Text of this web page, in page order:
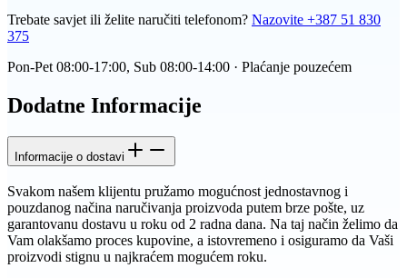
Trebate savjet ili želite naručiti telefonom? Nazovite +387 51 830
375
Pon-Pet 08:00-17:00, Sub 08:00-14:00 · Plaćanje pouzećem
Dodatne Informacije
Informacije o dostavi
Svakom našem klijentu pružamo mogućnost jednostavnog i
pouzdanog načina naručivanja proizvoda putem brze pošte, uz
garantovanu dostavu u roku od 2 radna dana. Na taj način želimo da
Vam olakšamo proces kupovine, a istovremeno i osiguramo da Vaši
proizvodi stignu u najkraćem mogućem roku.